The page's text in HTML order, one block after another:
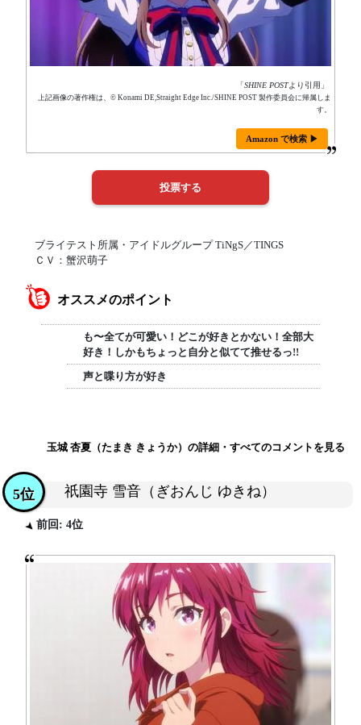
「SHINE POSTより引用」
上記画像の著作権は、© Konami DE,Straight Edge Inc./SHINE POST 製作委員会に帰属しま
す。
Amazon で検索 ▶
ブライテスト所属・アイドルグループ TiNgS／TINGS
ＣＶ：蟹沢萌子
オススメのポイント
も〜全てが可愛い！どこが好きとかない！全部大
好き！しかもちょっと自分と似てて推せるっ!!
声と喋り方が好き
玉城 杏夏（たまき きょうか）の詳細・すべてのコメントを見る
祇園寺 雪音（ぎおんじ ゆきね）
5位
前回: 4位